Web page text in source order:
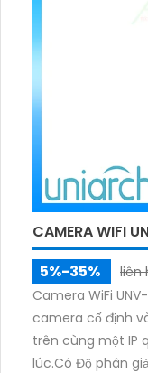
CAMERA WIFI
5%-35%
liên
Camera WiFi
camera cố định
trên cùng một IP
lúc.Có Độ phân